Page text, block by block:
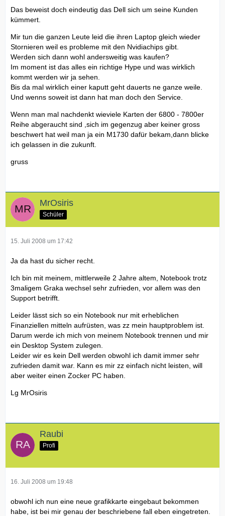
Das beweist doch eindeutig das Dell sich um seine Kunden
kümmert.
Mir tun die ganzen Leute leid die ihren Laptop gleich wieder
Stornieren weil es probleme mit den Nvidiachips gibt.
Werden sich dann wohl andersweitig was kaufen?
Im moment ist das alles ein richtige Hype und was wirklich
kommt werden wir ja sehen.
Bis da mal wirklich einer kaputt geht dauerts ne ganze weile.
Und wenns soweit ist dann hat man doch den Service.
Wenn man mal nachdenkt wieviele Karten der 6800 - 7800er
Reihe abgeraucht sind ,sich im gegenzug aber keiner gross
beschwert hat weil man ja ein M1730 dafür bekam,dann blicke
ich gelassen in die zukunft.
gruss
MrOsiris
Schüler
15. Juli 2008 um 17:42
Ja da hast du sicher recht.
Ich bin mit meinem, mittlerweile 2 Jahre altem, Notebook trotz
3maligem Graka wechsel sehr zufrieden, vor allem was den
Support betrifft.
Leider lässt sich so ein Notebook nur mit erheblichen
Finanziellen mitteln aufrüsten, was zz mein hauptproblem ist.
Darum werde ich mich von meinem Notebook trennen und mir
ein Desktop System zulegen.
Leider wir es kein Dell werden obwohl ich damit immer sehr
zufrieden damit war. Kann es mir zz einfach nicht leisten, will
aber weiter einen Zocker PC haben.
Lg MrOsiris
Raubi
Profi
16. Juli 2008 um 19:48
obwohl ich nun eine neue grafikkarte eingebaut bekommen
habe, ist bei mir genau der beschriebene fall eben eingetreten.